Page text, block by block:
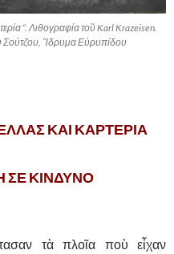
“. Λιθογραφία τοῦ Karl Krazeisen.
Σούτζου, Ἴδρυμα Εὐρυπίδου
ΚΑΙ ΚΑΡΤΕΡΙΑ
ΣΕ ΚΙΝΔΥΝΟ
τὰ πλοῖα ποὺ εἶχαν